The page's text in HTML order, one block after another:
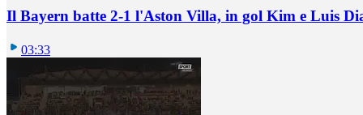
Il Bayern batte 2-1 l'Aston Villa, in gol Kim e Luis
03:33